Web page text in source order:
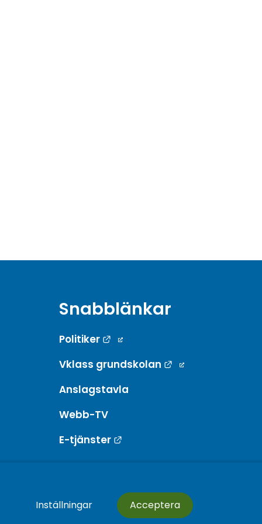
Snabblänkar
Politiker
Länk till annan webbplats.
Vklass grundskolan
Länk till annan
Anslagstavla
Webb-TV
E-tjänster
Inställningar Acceptera